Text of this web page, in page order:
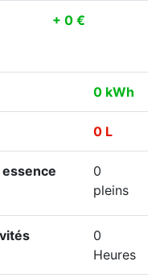
+ 0 €
0 kWh
0 L
0
pleins
0
Heures